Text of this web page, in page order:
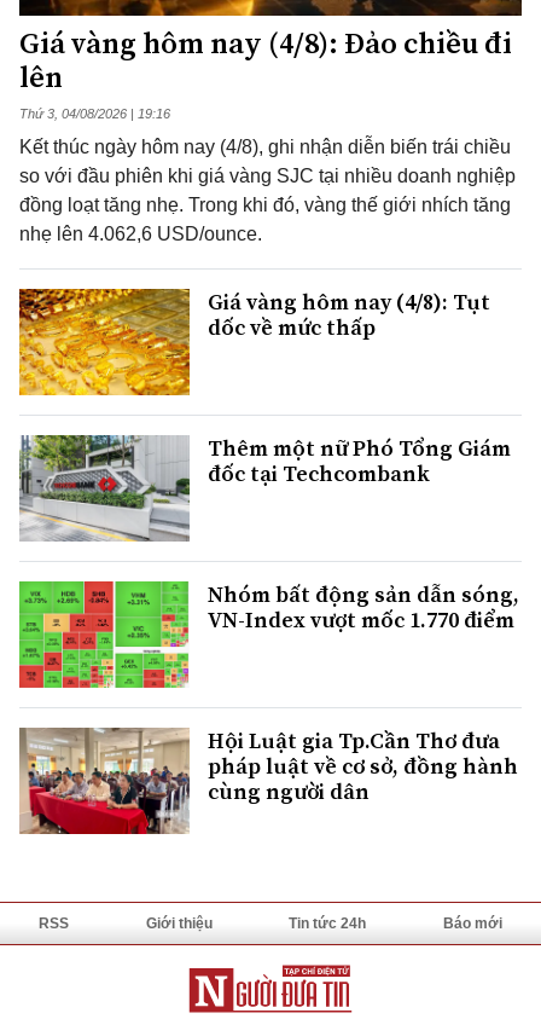
Giá vàng hôm nay (4/8): Đảo chiều đi
lên
Thứ 3, 04/08/2026 | 19:16
Kết thúc ngày hôm nay (4/8), ghi nhận diễn biến trái chiều
so với đầu phiên khi giá vàng SJC tại nhiều doanh nghiệp
đồng loạt tăng nhẹ. Trong khi đó, vàng thế giới nhích tăng
nhẹ lên 4.062,6 USD/ounce.
Giá vàng hôm nay (4/8): Tụt
dốc về mức thấp
Thêm một nữ Phó Tổng Giám
đốc tại Techcombank
Nhóm bất động sản dẫn sóng,
VN-Index vượt mốc 1.770 điểm
Hội Luật gia Tp.Cần Thơ đưa
pháp luật về cơ sở, đồng hành
cùng người dân
RSS Giới thiệu Tin tức 24h Báo mới